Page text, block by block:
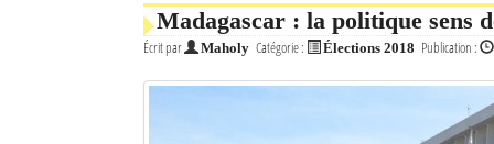
Madagascar : la politique sens
Écrit par Maholy Catégorie : Élections 2018 Publication :